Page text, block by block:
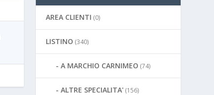
AREA CLIENTI (0)
LISTINO (340)
A MARCHIO CARNIMEO (74)
ALTRE SPECIALITA' (156)